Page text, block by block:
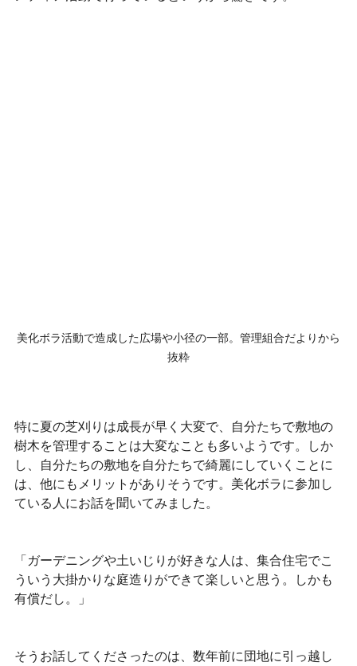
美化ボラ活動で造成した広場や小径の一部。管理組合だよりから
抜粋
特に夏の芝刈りは成長が早く大変で、自分たちで敷地の
樹木を管理することは大変なことも多いようです。しか
し、自分たちの敷地を自分たちで綺麗にしていくことに
は、他にもメリットがありそうです。美化ボラに参加し
ている人にお話を聞いてみました。
「ガーデニングや土いじりが好きな人は、集合住宅でこ
ういう大掛かりな庭造りができて楽しいと思う。しかも
有償だし。」
そうお話してくださったのは、数年前に団地に引っ越し